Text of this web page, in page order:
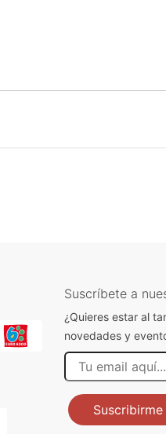
Suscríbete a
¿Quieres estar al
novedades y
Suscribirme